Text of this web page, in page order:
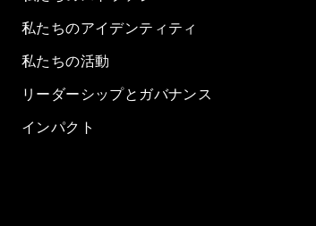
私たちのアイデンティティ
私たちの活動
リーダーシップとガバナンス
インパクト